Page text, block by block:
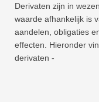
Derivaten zijn in
waarde afhankelijk is
aandelen, obligaties
effecten. Hieronder
derivaten -